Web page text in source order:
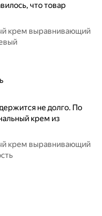
что товар
крем выравнивающий
не долго. По
крем из
крем выравнивающий